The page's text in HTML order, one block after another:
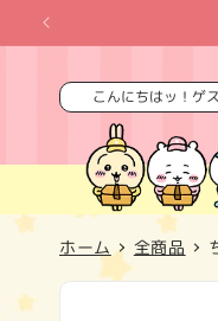
ンツに
進む
こんにちはッ！ゲ
ホーム 全商品